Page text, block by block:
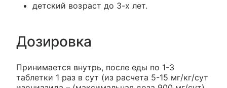
детский возраст до 3-х лет.
Дозировка
Принимается внутрь, после еды по 1-3
таблетки 1 раз в сут (из расчета 5-15 мг/кг/сут